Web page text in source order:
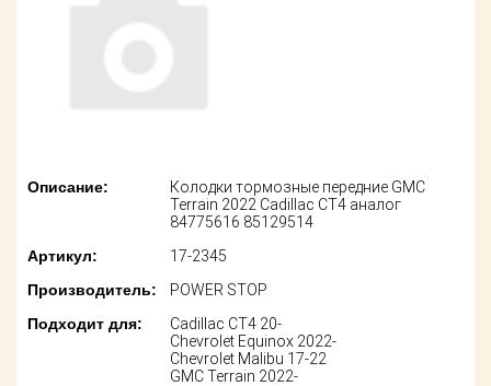
Оплата
Поставщикам
Партнерство и
Описание:
Колодки тормозные передние GMC
Terrain 2022 Cadillac CT4 аналог
84775616 85129514
Артикул:
17-2345
Производитель:
POWER STOP
Подходит для:
Cadillac CT4 20-
Chevrolet Equinox 2022-
Chevrolet Malibu 17-22
GMC Terrain 2022-